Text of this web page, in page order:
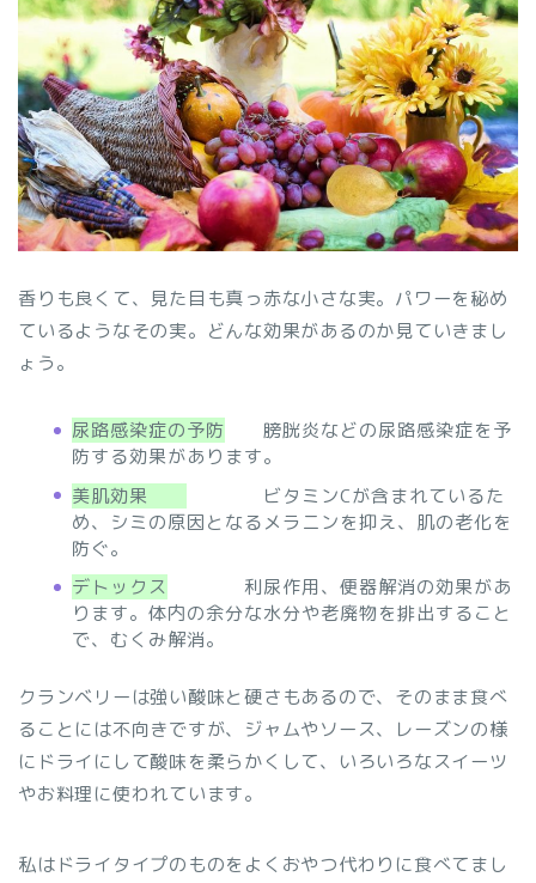
香りも良くて、見た目も真っ赤な小さな実。パワーを秘め
ているようなその実。どんな効果があるのか見ていきまし
ょう。
尿路感染症の予防 膀胱炎などの尿路感染症を予
防する効果があります。
美肌効果
ビタミンCが含まれているた
め、シミの原因となるメラニンを抑え、肌の老化を
防ぐ。
デトックス 利尿作用、便器解消の効果があ
ります。体内の余分な水分や老廃物を排出すること
で、むくみ解消。
クランベリーは強い酸味と硬さもあるので、そのまま食べ
ることには不向きですが、ジャムやソース、レーズンの様
にドライにして酸味を柔らかくして、いろいろなスイーツ
やお料理に使われています。
私はドライタイプのものをよくおやつ代わりに食べてまし